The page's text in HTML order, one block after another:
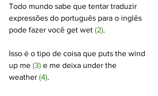
Todo mundo sabe que tentar traduzir
expressões do português para o inglês
pode fazer você get wet (2).
Isso é o tipo de coisa que puts the wind
up me (3) e me deixa under the
weather (4).